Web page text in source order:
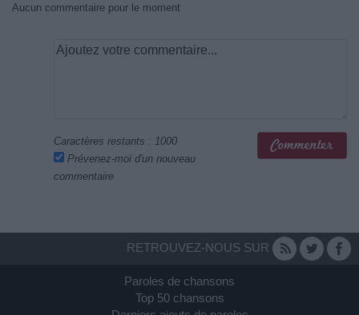
Aucun commentaire pour le moment
Caractères restants : 1000
Prévenez-moi d'un nouveau
commentaire
RETROUVEZ-NOUS SUR
Paroles de chansons
Top 50 chansons